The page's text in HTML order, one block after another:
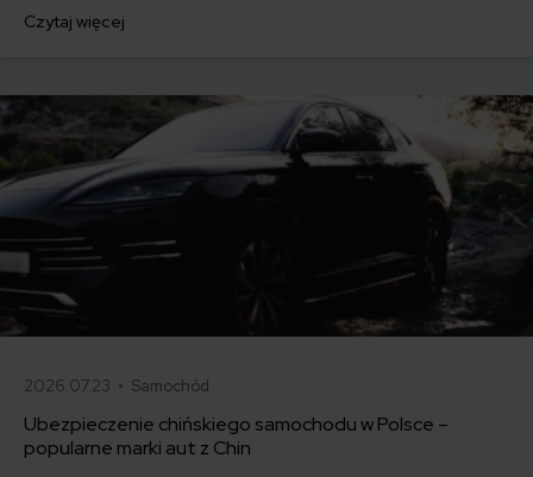
ruchu drogowego.
Czytaj więcej
2026.07.23 • Samochód
Ubezpieczenie chińskiego samochodu w Polsce –
popularne marki aut z Chin